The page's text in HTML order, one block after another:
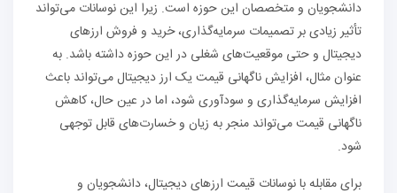
دانشجویان و متخصصان این حوزه است. زیرا این نوسانات می‌تواند
تأثیر زیادی بر تصمیمات سرمایه‌گذاری، خرید و فروش ارزهای
دیجیتال و حتی موقعیت‌های شغلی در این حوزه داشته باشد. به
عنوان مثال، افزایش ناگهانی قیمت یک ارز دیجیتال می‌تواند باعث
افزایش سرمایه‌گذاری و سودآوری شود، اما در عین حال، کاهش
ناگهانی قیمت می‌تواند منجر به زیان و خسارت‌های قابل توجهی
شود.
برای مقابله با نوسانات قیمت ارزهای دیجیتال، دانشجویان و